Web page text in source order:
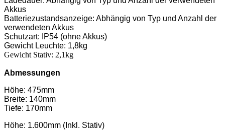
Akkus
Batteriezustandsanzeige: Abhängig von Typ und Anzahl der
verwendeten Akkus
Schutzart: IP54 (ohne Akkus)
Gewicht Leuchte: 1,8kg
Gewicht Stativ: 2,1kg
Abmessungen
Höhe: 475mm
Breite: 140mm
Tiefe: 170mm
Höhe: 1.600mm (Inkl. Stativ)